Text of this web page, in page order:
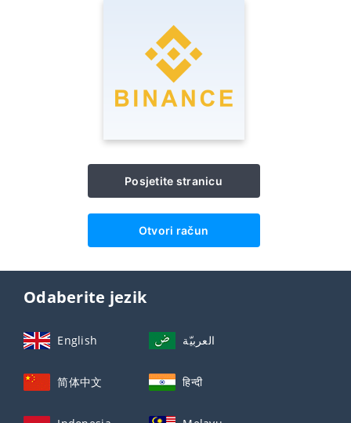
Posjetite stranicu
Otvori račun
Odaberite jezik
English العربيّة
简体中文 हिन्दी